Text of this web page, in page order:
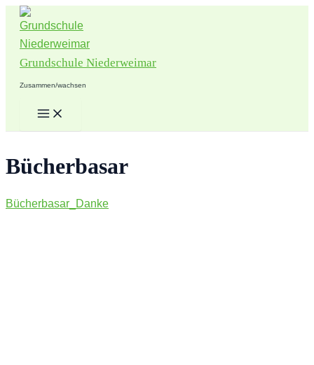
Zum
Inhalt
springen
Grundschule Niederweimar
Zusammen/wachsen
Main
Bücherbasar
Bücherbasar_Danke